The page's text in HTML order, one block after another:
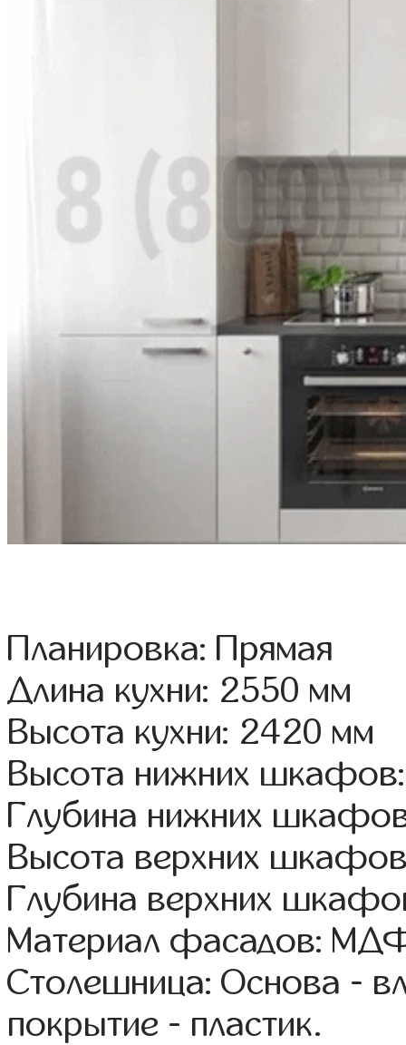
Планировка: Прямая
Длина кухни: 2550 мм
Высота кухни: 2420 мм
Высота нижних
Глубина нижних
Высота верхних
Глубина верхних
Материал фасадов:
Столешница: Основа -
покрытие - пластик.